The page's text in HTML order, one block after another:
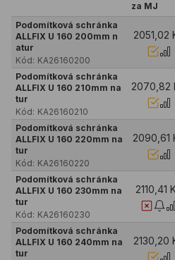
za MJ
Podomítková schránka
ALLFIX U 160 200mm n
atur
Kód: KA26160200
2051,02
Podomítková schránka
ALLFIX U 160 210mm na
tur
Kód: KA26160210
2070,82
Podomítková schránka
ALLFIX U 160 220mm na
tur
Kód: KA26160220
2090,61
Podomítková schránka
ALLFIX U 160 230mm na
tur
Kód: KA26160230
2110,41
Podomítková schránka
ALLFIX U 160 240mm na
tur
2130,20